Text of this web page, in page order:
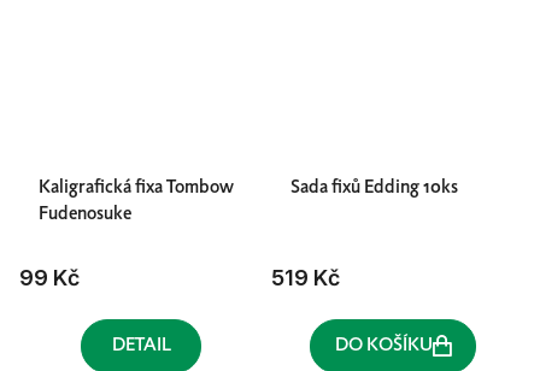
Kaligrafická fixa Tombow
Fudenosuke
99 Kč
DETAIL
Sada fixů Edding 10ks
519 Kč
DO KOŠÍKU